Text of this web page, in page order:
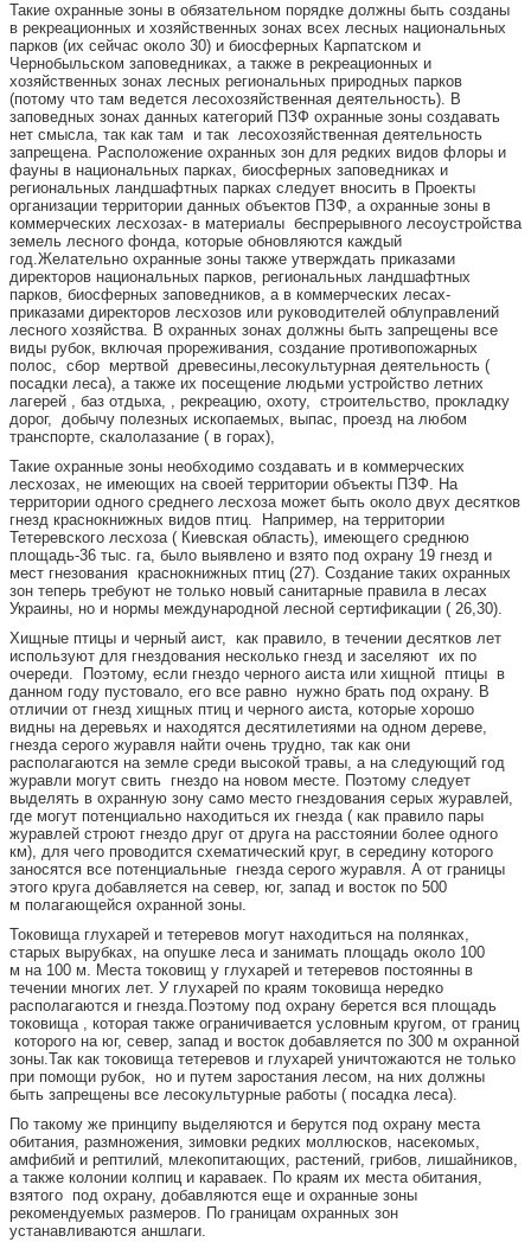
Такие охранные зоны в обязательном порядке должны быть созданы
в рекреационных и хозяйственных зонах всех лесных национальных
парков (их сейчас около 30) и биосферных Карпатском и
Чернобыльском заповедниках, а также в рекреационных и
хозяйственных зонах лесных региональных природных парков
(потому что там ведется лесохозяйственная деятельность). В
заповедных зонах данных категорий ПЗФ охранные зоны создавать
нет смысла, так как там и так лесохозяйственная деятельность
запрещена. Расположение охранных зон для редких видов флоры и
фауны в национальных парках, биосферных заповедниках и
региональных ландшафтных парках следует вносить в Проекты
организации территории данных объектов ПЗФ, а охранные зоны в
коммерческих лесхозах- в материалы беспрерывного лесоустройства
земель лесного фонда, которые обновляются каждый
год.Желательно охранные зоны также утверждать приказами
директоров национальных парков, региональных ландшафтных
парков, биосферных заповедников, а в коммерческих лесах-
приказами директоров лесхозов или руководителей облуправлений
лесного хозяйства. В охранных зонах должны быть запрещены все
виды рубок, включая прореживания, создание противопожарных
полос, сбор мертвой древесины,лесокультурная деятельность (
посадки леса), а также их посещение людьми устройство летних
лагерей , баз отдыха, , рекреацию, охоту, строительство, прокладку
дорог, добычу полезных ископаемых, выпас, проезд на любом
транспорте, скалолазание ( в горах),
Такие охранные зоны необходимо создавать и в коммерческих
лесхозах, не имеющих на своей территории объекты ПЗФ. На
территории одного среднего лесхоза может быть около двух десятков
гнезд краснокнижных видов птиц. Например, на территории
Тетеревского лесхоза ( Киевская область), имеющего среднюю
площадь-36 тыс. га, было выявлено и взято под охрану 19 гнезд и
мест гнезования краснокнижных птиц (27). Создание таких охранных
зон теперь требуют не только новый санитарные правила в лесах
Украины, но и нормы международной лесной сертификации ( 26,30).
Хищные птицы и черный аист, как правило, в течении десятков лет
используют для гнездования несколько гнезд и заселяют их по
очереди. Поэтому, если гнездо черного аиста или хищной птицы в
данном году пустовало, его все равно нужно брать под охрану. В
отличии от гнезд хищных птиц и черного аиста, которые хорошо
видны на деревьях и находятся десятилетиями на одном дереве,
гнезда серого журавля найти очень трудно, так как они
располагаются на земле среди высокой травы, а на следующий год
журавли могут свить гнездо на новом месте. Поэтому следует
выделять в охранную зону само место гнездования серых журавлей,
где могут потенциально находиться их гнезда ( как правило пары
журавлей строют гнездо друг от друга на расстоянии более одного
км), для чего проводится схематический круг, в середину которого
заносятся все потенциальные гнезда серого журавля. А от границы
этого круга добавляется на север, юг, запад и восток по 500
м полагающейся охранной зоны.
Токовища глухарей и тетеревов могут находиться на полянках,
старых вырубках, на опушке леса и занимать площадь около 100
м на 100 м. Места токовищ у глухарей и тетеревов постоянны в
течении многих лет. У глухарей по краям токовища нередко
располагаются и гнезда.Поэтому под охрану берется вся площадь
токовища , которая также ограничивается условным кругом, от границ
которого на юг, север, запад и восток добавляется по 300 м охранной
зоны.Так как токовища тетеревов и глухарей уничтожаются не только
при помощи рубок, но и путем заростания лесом, на них должны
быть запрещены все лесокультурные работы ( посадка леса).
По такому же принципу выделяются и берутся под охрану места
обитания, размножения, зимовки редких моллюсков, насекомых,
амфибий и рептилий, млекопитающих, растений, грибов, лишайников,
а также колонии колпиц и караваек. По краям их места обитания,
взятого под охрану, добавляются еще и охранные зоны
рекомендуемых размеров. По границам охранных зон
устанавливаются аншлаги.